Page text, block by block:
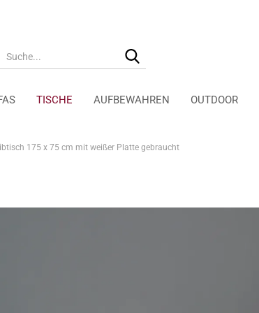
TISCHE AUFBEWAHREN OUTDOOR
175 x 75 cm mit weißer Platte gebraucht